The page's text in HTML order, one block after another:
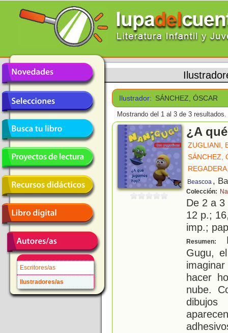
Escritores/as
Ilustradores/as
Ilustrador: SÁNCHEZ, ÓSCAR
Mostrando del 1 al 3 de 3 resultados.
¿A
ZUGLIANI,
SÁNCHEZ,
Beascoa ,
Colección:
De 2 a
12 p.;
imp.;
Resumen:
Gugu,
hacer
nube.